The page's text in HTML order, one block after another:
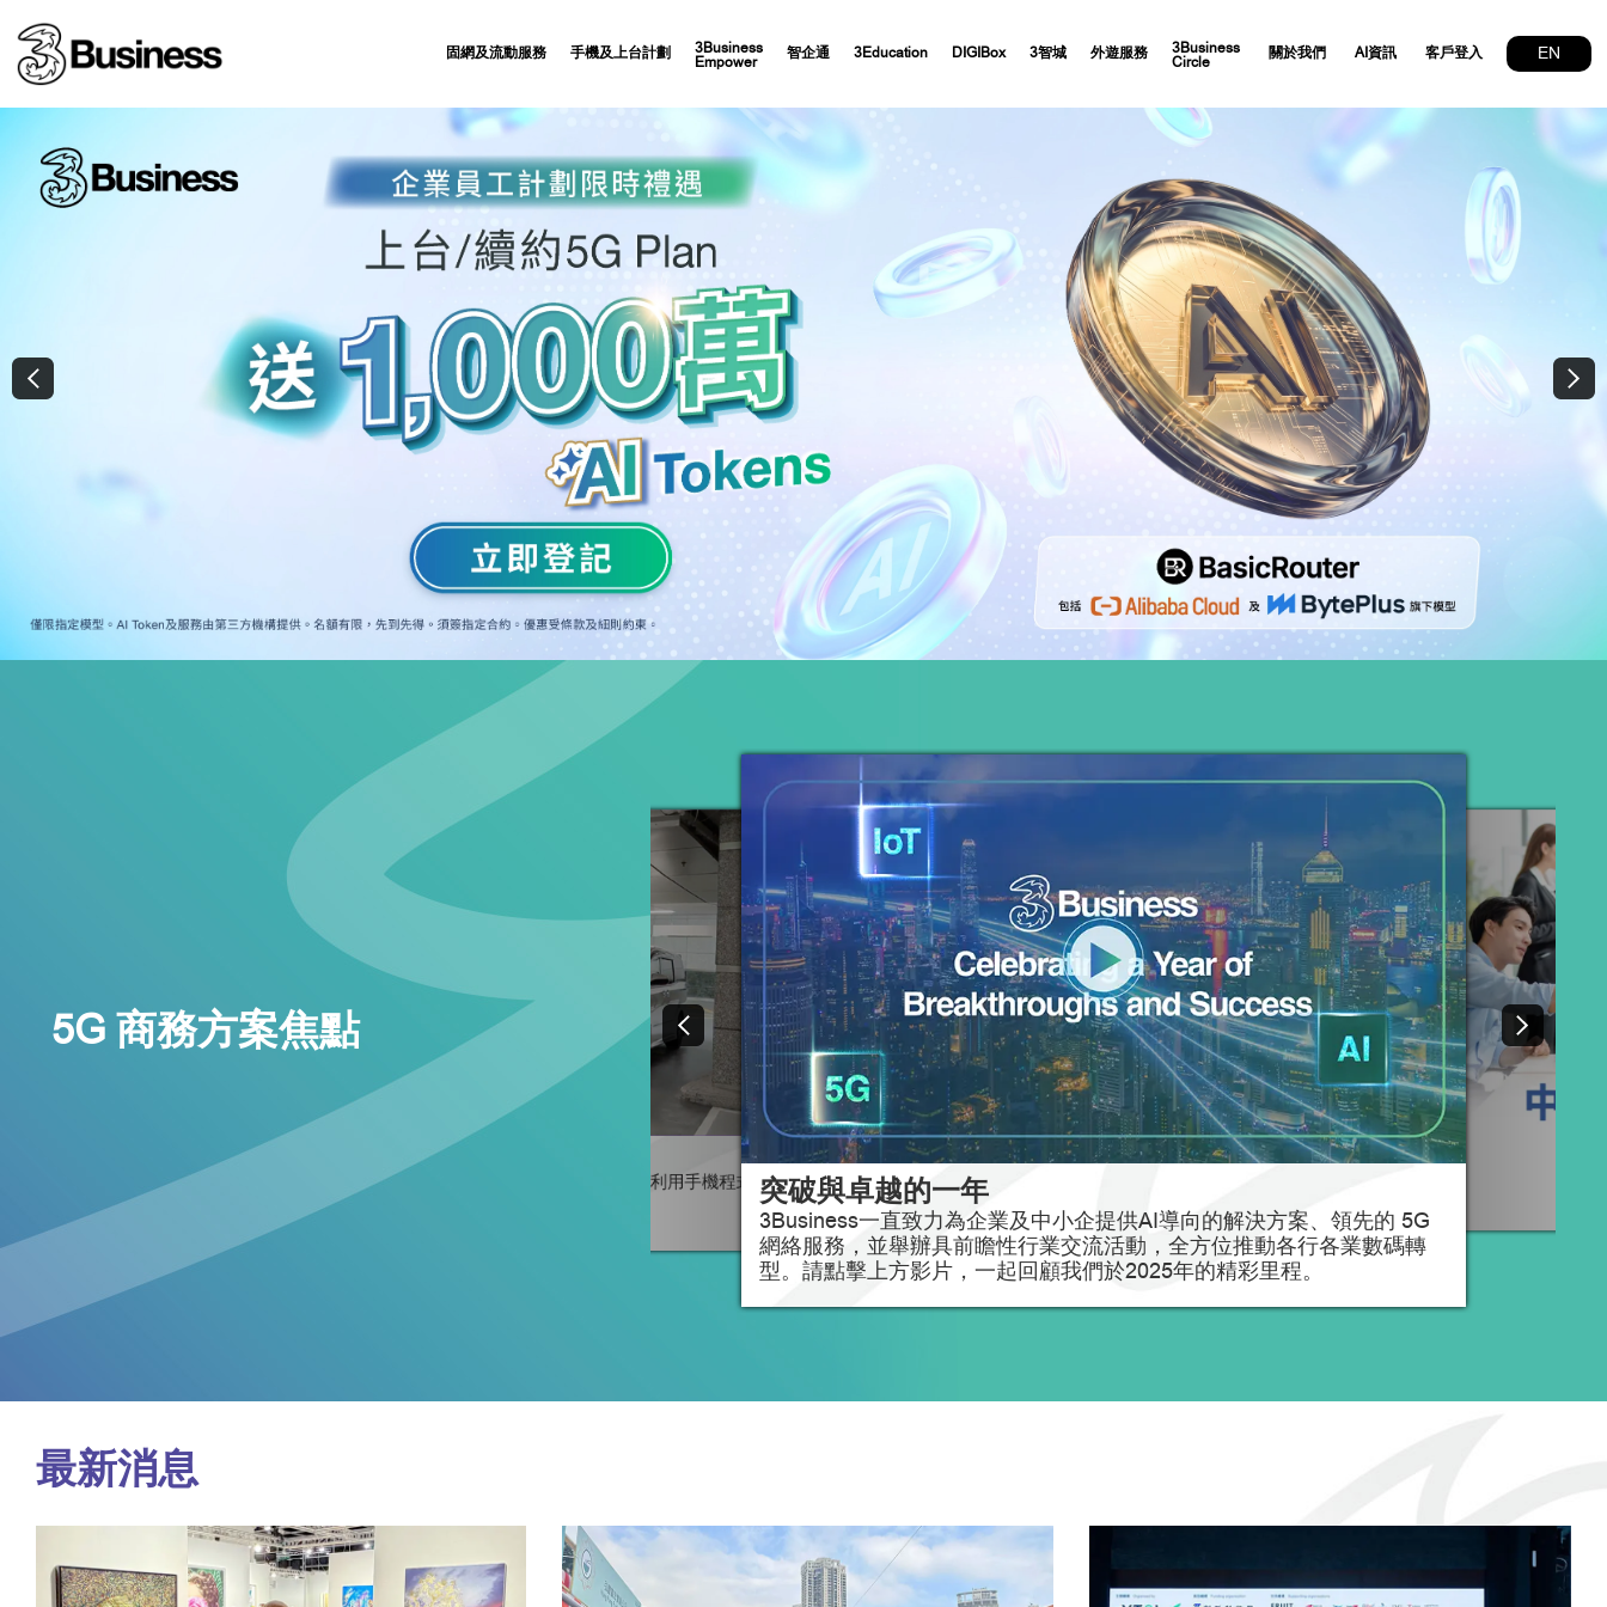
固網及流動服務 手機及上台計劃
3Business
Empower
智企通 3Education DIGIBox 3智城 外遊服務
3Business
Circle
關於我們 AI資訊 客戶登入 EN
5G 商務方案焦點
頻，為辦公室配備5G MESH Wi-Fi，享受真正無間斷瀏
智慧免觸式停車場
透過5G網絡，駕駛者毋須拍卡亦可自由進出停車場及利用手機程式繳付
泊車費用。
突破與卓越的一年
3Business一直致力為企業及中小企提供AI導向的解決方案、領先的 5G
網絡服務，並舉辦具前瞻性行業交流活動，全方位推動各行各業數碼轉
型。請點擊上方影片，一起回顧我們於2025年的精彩里程。
最新消息